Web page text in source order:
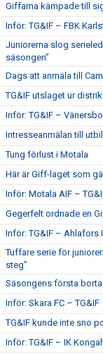
Giffarna kämpade till
Inför: TG&IF – FBK
Juniorerna slog
säsongen”
Dags att anmäla till
TG&IF utslaget ur
Inför: TG&IF –
Intresseanmälan till
Tung förlust i Motala
Här är Giff-laget som
Inför: Motala AIF –
Gegerfelt ordnade en
Inför: TG&IF – Ahlafors
Tuffare serie för
steg”
Säsongens första
Inför: Skara FC – TG&IF
TG&IF kunde inte sno
Inför: TG&IF – IK